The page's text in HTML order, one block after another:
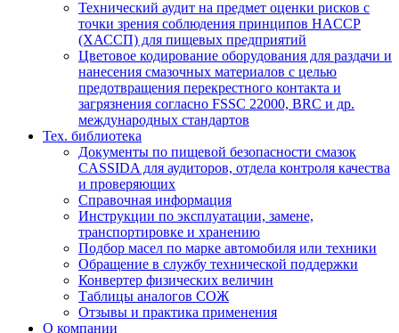
Технический аудит на предмет оценки рисков с
точки зрения соблюдения принципов HACCP
(ХАССП) для пищевых предприятий
Цветовое кодирование оборудования для раздачи и
нанесения смазочных материалов с целью
предотвращения перекрестного контакта и
загрязнения согласно FSSC 22000, BRC и др.
международных стандартов
Тех. библиотека
Документы по пищевой безопасности смазок
CASSIDA для аудиторов, отдела контроля качества
и проверяющих
Справочная информация
Инструкции по эксплуатации, замене,
транспортировке и хранению
Подбор масел по марке автомобиля или техники
Обращение в службу технической поддержки
Конвертер физических величин
Таблицы аналогов СОЖ
Отзывы и практика применения
О компании